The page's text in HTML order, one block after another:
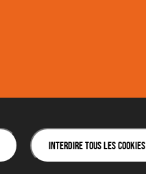
Interdire tous les cookies